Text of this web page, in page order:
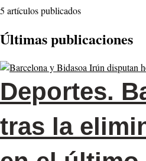
5 artículos publicados
Últimas publicaciones
Deportes.
tras la